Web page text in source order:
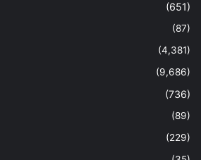
(651)
(87)
(4,381)
(9,686)
(736)
(89)
(229)